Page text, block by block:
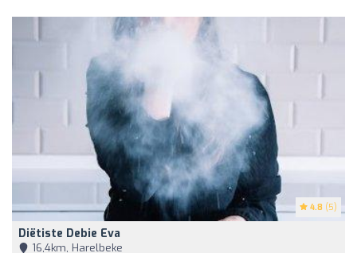
4.8 (5)
Diëtiste Debie Eva
16,4km, Harelbeke